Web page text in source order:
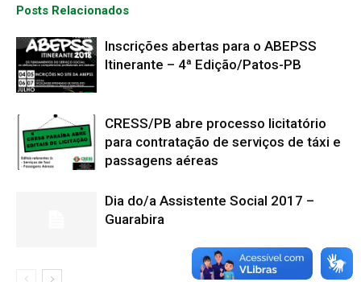
Posts Relacionados
Inscrições abertas para o ABEPSS
Itinerante – 4ª Edição/Patos-PB
CRESS/PB abre processo licitatório
para contratação de serviços de táxi e
passagens aéreas
Dia do/a Assistente Social 2017 –
Guarabira